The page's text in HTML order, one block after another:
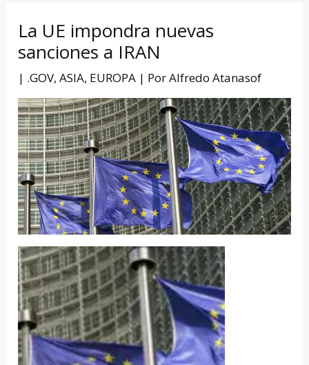
La UE impondra nuevas
sanciones a IRAN
| .GOV,ASIA, EUROPA | PorAlfredo Atanasof